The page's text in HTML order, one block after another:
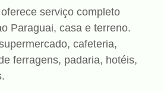
serviço completo
Paraguai, casa e terreno.
cafeteria,
ferragens, padaria, hotéis,